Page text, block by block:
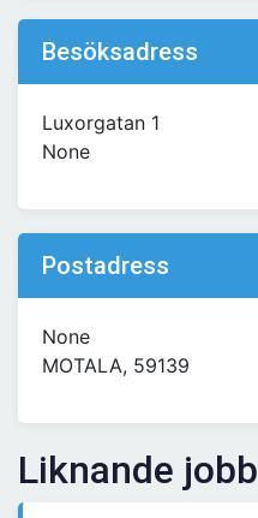
Besöksadress
Luxorgatan 1
None
Postadress
None
MOTALA, 59139
Liknande jobb